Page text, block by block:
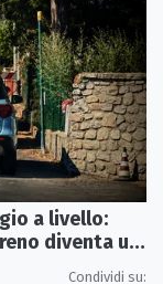
a livello:
diventa un
Condividi su: